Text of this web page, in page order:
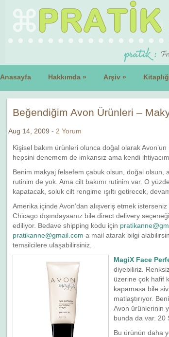
Anasayfa Hakkımda » Arşiv »
Beğendiğim Avon Ürünleri –
Aug 14, 2009 - 2 Yorum
Kişisel bakım ürünleri olunca doğal olarak
hepsini denemem de imkansız ama kendi
Benim makyaj felsefem çabuk olsun, doğal olsun,
rutinim de yok. Ama cilt bakımı rutinim var. O
kapatacak, soluk cilt rengime ışıltı getirecek,
Amerika içinde Avon’dan alışveriş etmek isterseniz
Chicago dışındaysanız bile direct delivery
ediliyor. Bedave shipping kodu için
pratikanne@gmail.com a mail atarak bilgi
temsilcilere ulaşabilirsiniz.
MagiX Face
diyebiliriz.
üzerine çok hafif
kapamasa bile
matlaştırıyor.
Avon ürünlerinin
bunda da var. 20
Bu ürünün daha